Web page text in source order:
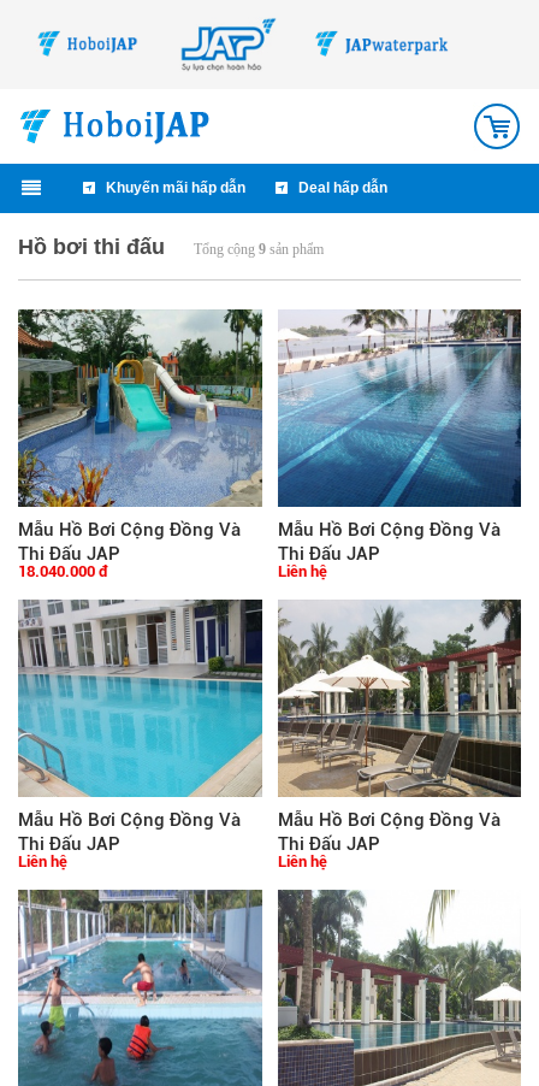
Khuyến mãi hấp dẫn Deal hấp dẫn
Hồ bơi thi đấu Tổng cộng 9 sản phẩm
Mẫu Hồ Bơi Cộng Đồng Và
Thi Đấu JAP
18.040.000 đ
Mẫu Hồ Bơi Cộng Đồng Và
Thi Đấu JAP
Liên hệ
Mẫu Hồ Bơi Cộng Đồng Và
Thi Đấu JAP
Liên hệ
Mẫu Hồ Bơi Cộng Đồng Và
Thi Đấu JAP
Liên hệ